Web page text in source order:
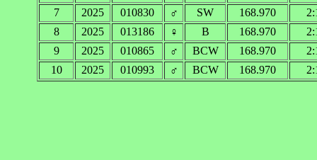
7
2025 010830 ♂ SW 168.970
8
2025 013186 ♀ B 168.970
9
2025 010865 ♂ BCW 168.970
10
2025 010993 ♂ BCW 168.970